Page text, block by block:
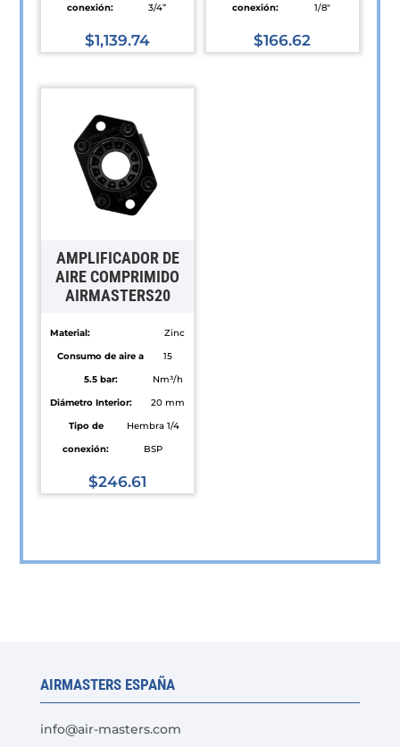
conexión:
3/4”
$1,139.74
producto
múltiples
variantes.
Las
opciones
pueden
elegir
en
de
producto
conexión:
1/8"
$166.62
AMPLIFICADOR DE
AIRE COMPRIMIDO
AIRMASTERS20
Material:
Zinc
Consumo de aire a
5.5 bar:
15
Nm³/h
Diámetro Interior:
20 mm
Tipo de
conexión:
Hembra 1/4
BSP
$246.61
pueden
en
AIRMASTERS ESPAÑA
info@air-masters.com